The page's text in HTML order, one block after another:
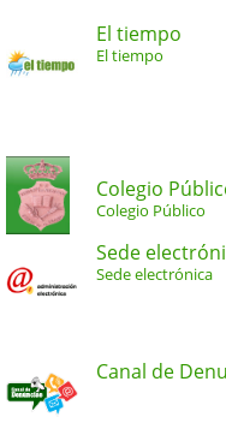
El tiempo
El tiempo
Colegio
Colegio Público
Sede
Sede electrónica
Canal de